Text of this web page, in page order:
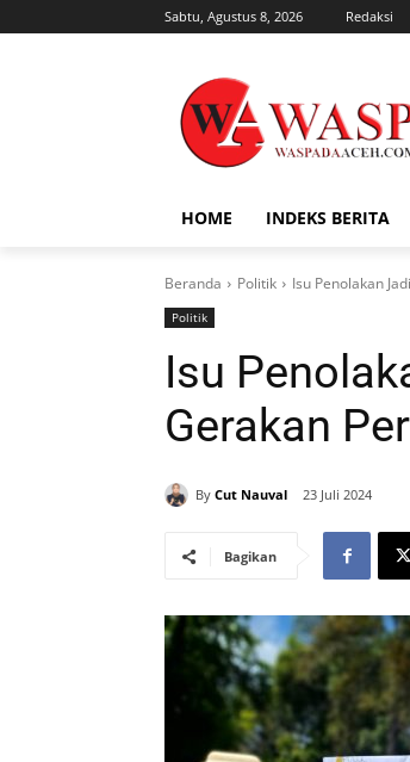
Sabtu, Agustus 8, 2026 Redaksi
HOME INDEKS BERITA
Beranda Politik Isu Penolakan
Politik
Isu
Gerakan
By Cut Nauval 23 Juli 2024
Bagikan